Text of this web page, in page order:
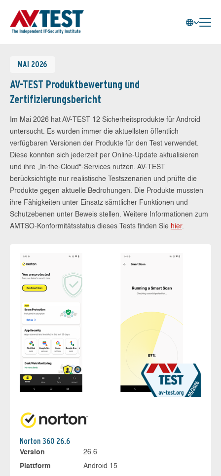
MAI 2026
AV-TEST Produktbewertung und
Zertifizierungsbericht
Im Mai 2026 hat AV-TEST 12 Sicherheitsprodukte für Android
untersucht. Es wurden immer die aktuellsten öffentlich
verfügbaren Versionen der Produkte für den Test verwendet.
Diese konnten sich jederzeit per Online-Update aktualisieren
und ihre „In-the-Cloud“-Services nutzen. AV-TEST
berücksichtigte nur realistische Testszenarien und prüfte die
Produkte gegen aktuelle Bedrohungen. Die Produkte mussten
ihre Fähigkeiten unter Einsatz sämtlicher Funktionen und
Schutzebenen unter Beweis stellen. Weitere Informationen zum
AMTSO-Konformitätsstatus dieses Tests finden Sie hier.
Norton 360 26.6
Version
26.6
Plattform
Android 15